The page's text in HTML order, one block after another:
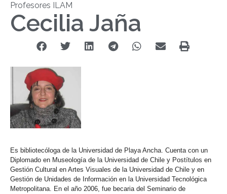
Profesores ILAM
Cecilia Jaña
Es bibliotecóloga de la Universidad de Playa Ancha. Cuenta con un
Diplomado en Museología de la Universidad de Chile y Postítulos en
Gestión Cultural en Artes Visuales de la Universidad de Chile y en
Gestión de Unidades de Información en la Universidad Tecnológica
Metropolitana. En el año 2006, fue becaria del Seminario de